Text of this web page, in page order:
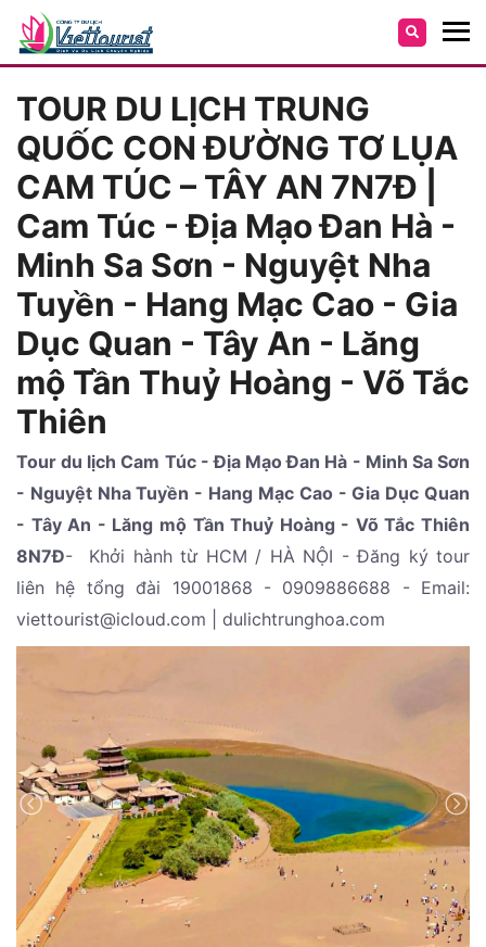
TOUR DU LỊCH TRUNG
QUỐC CON ĐƯỜNG TƠ LỤA
CAM TÚC – TÂY AN 7N7Đ |
Cam Túc - Địa Mạo Đan Hà -
Minh Sa Sơn - Nguyệt Nha
Tuyền - Hang Mạc Cao - Gia
Dục Quan - Tây An - Lăng
mộ Tần Thuỷ Hoàng - Võ Tắc
Thiên
Tour du lịch Cam Túc - Địa Mạo Đan Hà - Minh Sa Sơn
- Nguyệt Nha Tuyền - Hang Mạc Cao - Gia Dục Quan
- Tây An - Lăng mộ Tần Thuỷ Hoàng - Võ Tắc Thiên
8N7Đ- Khởi hành từ HCM / HÀ NỘI - Đăng ký tour
liên hệ tổng đài 19001868 - 0909886688 - Email:
viettourist@icloud.com | dulichtrunghoa.com